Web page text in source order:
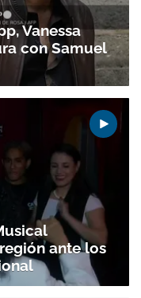
Vanessa
con Samuel
ante los